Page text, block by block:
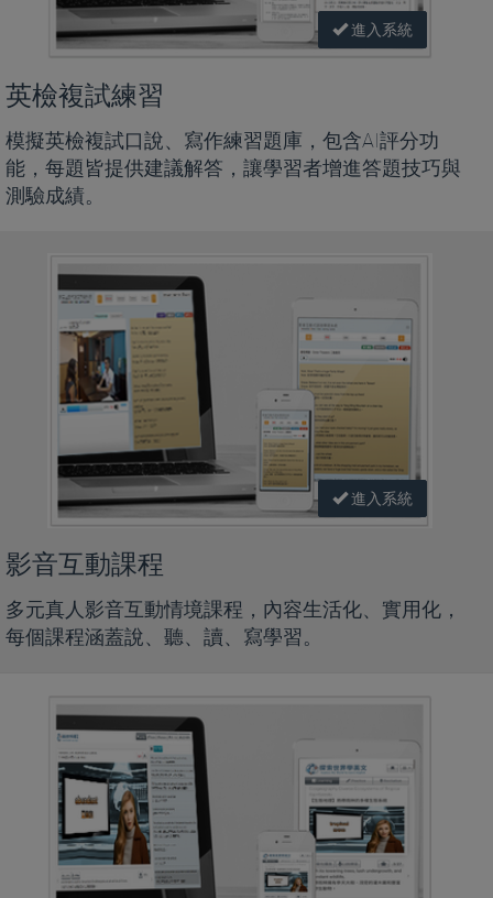
進入系統
英檢複試練習
模擬英檢複試口說、寫作練習題庫，包含AI評分功
能，每題皆提供建議解答，讓學習者增進答題技巧與
測驗成績。
進入系統
影音互動課程
多元真人影音互動情境課程，內容生活化、實用化，
每個課程涵蓋說、聽、讀、寫學習。